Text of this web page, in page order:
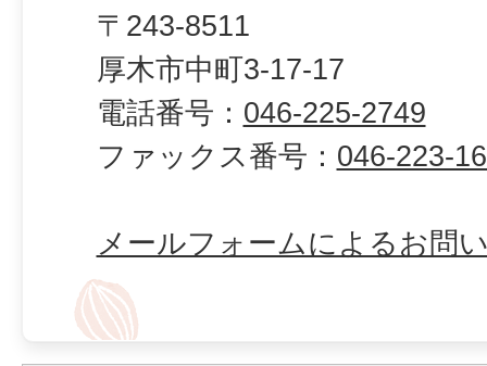
〒243-8511
厚木市中町3-17-17
電話番号： 046-225-2749
ファックス番号： 046-223-
メールフォームによるお問